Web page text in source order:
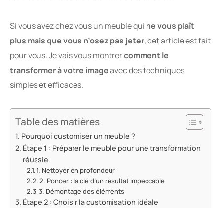
Si vous avez chez vous un meuble qui ne vous plaît
plus mais que vous n’osez pas jeter, cet article est fait
pour vous. Je vais vous montrercomment le
transformer à votre imageavec des techniques
simples et efficaces.
Table des matières
Pourquoi customiser un meuble ?
Étape 1 : Préparer le meuble pour une transformation
réussie
1. Nettoyer en profondeur
2. Poncer : la clé d’un résultat impeccable
3. Démontage des éléments
Étape 2 : Choisir la customisation idéale